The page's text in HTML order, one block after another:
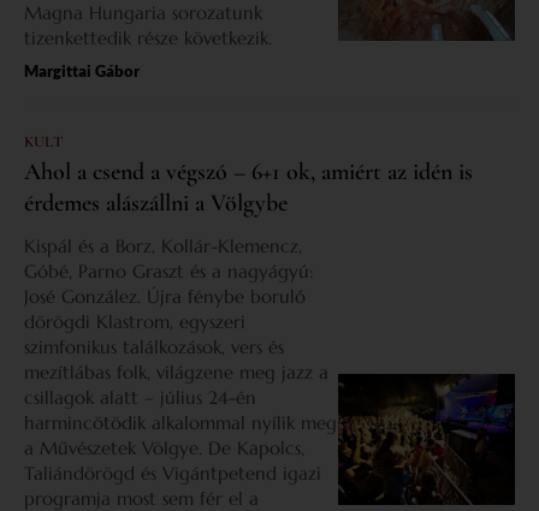
Magna Hungaria sorozatunk
tizenkettedik része következik.
Margittai Gábor
KULT
Ahol a csend a végszó – 6+1 ok, amiért az idén is
érdemes alászállni a Völgybe
Kispál és a Borz, Kollár-Klemencz,
Góbé, Parno Graszt és a nagyágyú:
José González. Újra fénybe boruló
dörögdi Klastrom, egyszeri
szimfonikus találkozások, vers és
mezítlábas folk, világzene meg jazz a
csillagok alatt – július 24-én
harmincötödik alkalommal nyílik meg
a Művészetek Völgye. De Kapolcs,
Taliándörögd és Vigántpetend igazi
programja most sem fér el a